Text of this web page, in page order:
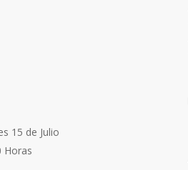
15 de Julio
Horas